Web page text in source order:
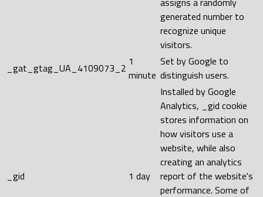
generated number to
recognize unique
visitors.
_gat_gtag_UA_4109073_2 1
minute
Set by Google to
distinguish users.
_gid 1 day
Installed by Google
Analytics, _gid cookie
stores information on
how visitors use a
website, while also
creating an analytics
report of the website's
performance. Some of